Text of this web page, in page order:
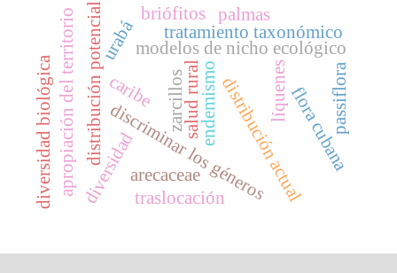
discriminar los géneros
distribución actual
distribución potencial modelos de nicho ecológico
caribe endemismo líquenes
apropiación del territorio
diversidad biológica flora cubana
tratamiento taxonómico
salud rural
urabá
arecaceae
palmas
traslocación
briófitos
diversidad
passiflora
zarcillos